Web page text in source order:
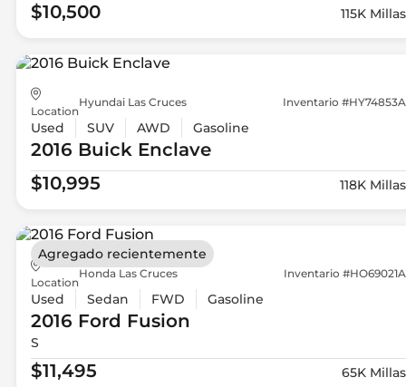
$10,500 115K Millas
Location
Hyundai Las Cruces Inventario #HY74853A
Used SUV AWD Gasoline
2016 BuickEnclave
$10,995
118K Millas
Location
Honda Las Cruces Inventario #HO69021A
Used Sedan FWD Gasoline
2016 Ford Fusion
S
$11,495 65K Millas
Agregado recientemente